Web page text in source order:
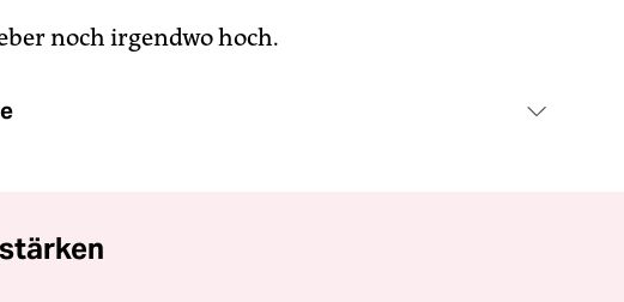
noch irgendwo hoch.